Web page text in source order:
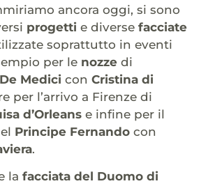
ancora oggi, si sono
progetti e diverse facciate
soprattutto in eventi
per le nozze di
Medici con Cristina di
per l’arrivo a Firenze di
d’Orleans e infine per il
Principe Fernando con
.
la facciata del Duomo di